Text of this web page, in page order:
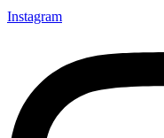
Instagram